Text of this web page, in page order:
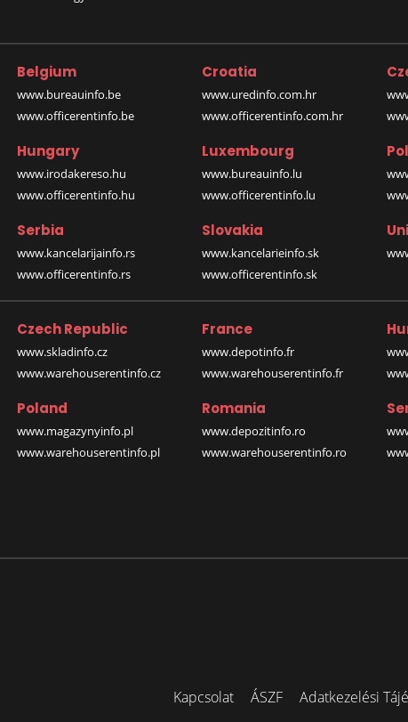
Belgium
www.bureauinfo.be
www.officerentinfo.be
Croatia
www.uredinfo.com.hr
www.officerentinfo.com.hr
Hungary
www.irodakereso.hu
www.officerentinfo.hu
Luxembourg
www.bureauinfo.lu
www.officerentinfo.lu
Serbia
www.kancelarijainfo.rs
www.officerentinfo.rs
Slovakia
www.kancelarieinfo.sk
www.officerentinfo.sk
Czech Republic
www.skladinfo.cz
www.warehouserentinfo.cz
France
www.depotinfo.fr
www.warehouserentinfo.fr
Poland
www.magazynyinfo.pl
www.warehouserentinfo.pl
Romania
www.depozitinfo.ro
www.warehouserentinfo.ro
Kapcsolat ÁSZF Adatkezelési